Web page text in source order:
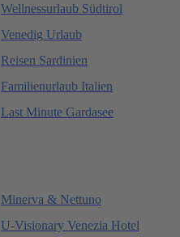
Wellnessurlaub Südtirol
Venedig Urlaub
Reisen Sardinien
Familienurlaub Italien
Last Minute Gardasee
Minerva & Nettuno
U-Visionary Venezia Hotel